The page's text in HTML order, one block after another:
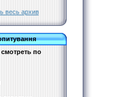
весь архив
по